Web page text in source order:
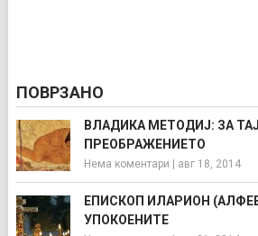
ПОВРЗАНО
ВЛАДИКА МЕТОДИЈ: ЗА
ПРЕОБРАЖЕНИЕТО
Нема коментари авг 18, 2014
ЕПИСКОП ИЛАРИОН
УПОКОЕНИТЕ